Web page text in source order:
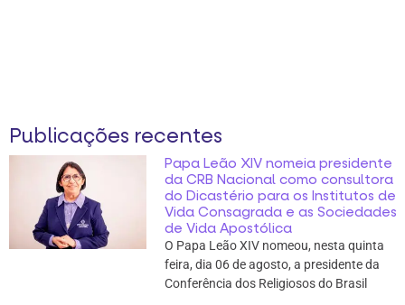
Publicações recentes
Papa Leão XIV nomeia presidente
da CRB Nacional como consultora
do Dicastério para os Institutos de
Vida Consagrada e as Sociedades
de Vida Apostólica
O Papa Leão XIV nomeou, nesta quinta
feira, dia 06 de agosto, a presidente da
Conferência dos Religiosos do Brasil